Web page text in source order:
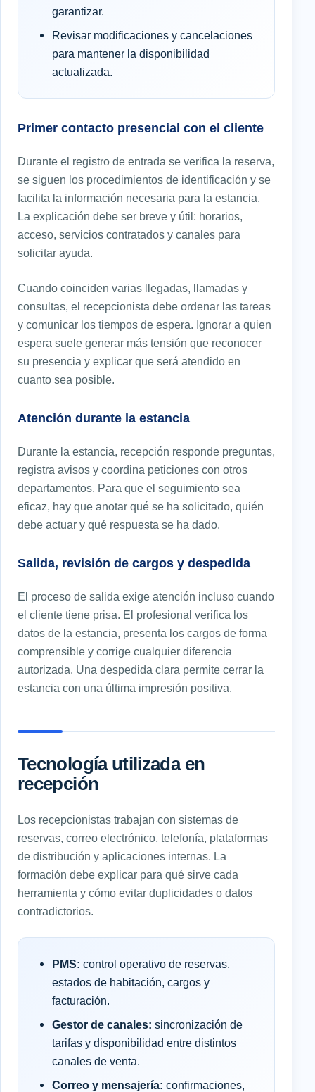
garantizar.
Revisar modificaciones y cancelaciones
para mantener la disponibilidad
actualizada.
Primer contacto presencial con el cliente
Durante el registro de entrada se verifica la reserva,
se siguen los procedimientos de identificación y se
facilita la información necesaria para la estancia.
La explicación debe ser breve y útil: horarios,
acceso, servicios contratados y canales para
solicitar ayuda.
Cuando coinciden varias llegadas, llamadas y
consultas, el recepcionista debe ordenar las tareas
y comunicar los tiempos de espera. Ignorar a quien
espera suele generar más tensión que reconocer
su presencia y explicar que será atendido en
cuanto sea posible.
Atención durante la estancia
Durante la estancia, recepción responde preguntas,
registra avisos y coordina peticiones con otros
departamentos. Para que el seguimiento sea
eficaz, hay que anotar qué se ha solicitado, quién
debe actuar y qué respuesta se ha dado.
Salida, revisión de cargos y despedida
El proceso de salida exige atención incluso cuando
el cliente tiene prisa. El profesional verifica los
datos de la estancia, presenta los cargos de forma
comprensible y corrige cualquier diferencia
autorizada. Una despedida clara permite cerrar la
estancia con una última impresión positiva.
Tecnología utilizada en
recepción
Los recepcionistas trabajan con sistemas de
reservas, correo electrónico, telefonía, plataformas
de distribución y aplicaciones internas. La
formación debe explicar para qué sirve cada
herramienta y cómo evitar duplicidades o datos
contradictorios.
PMS: control operativo de reservas,
estados de habitación, cargos y
facturación.
Gestor de canales: sincronización de
tarifas y disponibilidad entre distintos
canales de venta.
Correo y mensajería: confirmaciones,